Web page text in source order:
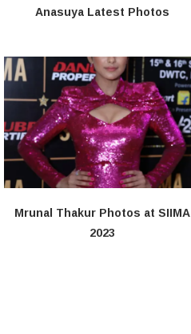
Anasuya Latest Photos
Mrunal Thakur Photos at SIIMA
2023